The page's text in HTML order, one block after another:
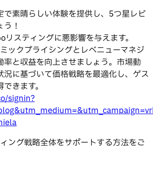
で素晴らしい体験を提供し、5つ星レビ
！
スティングに悪影響を与えます。
ックプライシングとレベニューマネジ
率と収益を向上させましょう。市場動
況に基づいて価格戦略を最適化し、ゲス
きます。
signin?
ング戦略全体をサポートする方法をご